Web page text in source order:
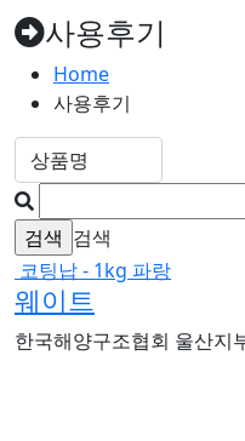
사용후기
Home
사용후기
검색
코팅납 - 1kg 파랑
웨이트
한국해양구조협회 울산지